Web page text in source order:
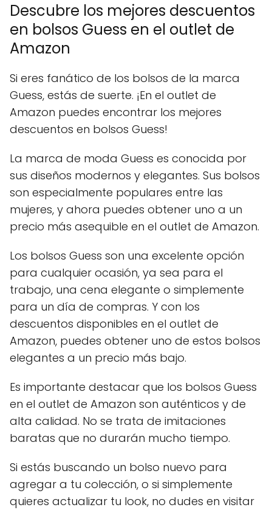
Descubre los mejores descuentos
en bolsos Guess en el outlet de
Amazon
Si eres fanático de los bolsos de la marca
Guess, estás de suerte. ¡En el outlet de
Amazon puedes encontrar los mejores
descuentos en bolsos Guess!
La marca de moda Guess es conocida por
sus diseños modernos y elegantes. Sus bolsos
son especialmente populares entre las
mujeres, y ahora puedes obtener uno a un
precio más asequible en el outlet de Amazon.
Los bolsos Guess son una excelente opción
para cualquier ocasión, ya sea para el
trabajo, una cena elegante o simplemente
para un día de compras. Y con los
descuentos disponibles en el outlet de
Amazon, puedes obtener uno de estos bolsos
elegantes a un precio más bajo.
Es importante destacar que los bolsos Guess
en el outlet de Amazon son auténticos y de
alta calidad. No se trata de imitaciones
baratas que no durarán mucho tiempo.
Si estás buscando un bolso nuevo para
agregar a tu colección, o si simplemente
quieres actualizar tu look, no dudes en visitar